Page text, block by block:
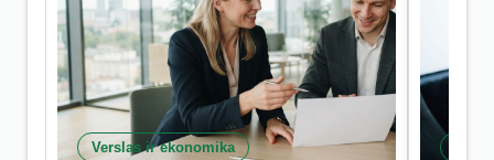
Verslas ir ekonomika